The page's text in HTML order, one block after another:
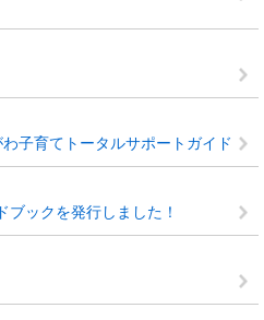
子育てトータルサポートガイド
ックを発行しました！